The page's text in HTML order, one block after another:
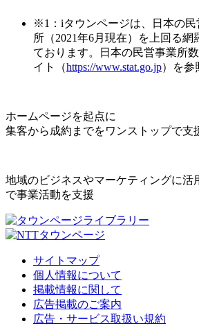
※1：iタウンページは、日本の民
所（2021年6月現在）を上回る網
ております。日本の民営事業所
イト（https://www.stat.go.jp）を参
ホームページを起点に
集客から成約までをワンストップで支
地域のビジネスやマーケティングに活
で事業活動を支援
サイトマップ
個人情報について
掲載情報に関して
広告掲載のご案内
広告・サービス取扱い規約